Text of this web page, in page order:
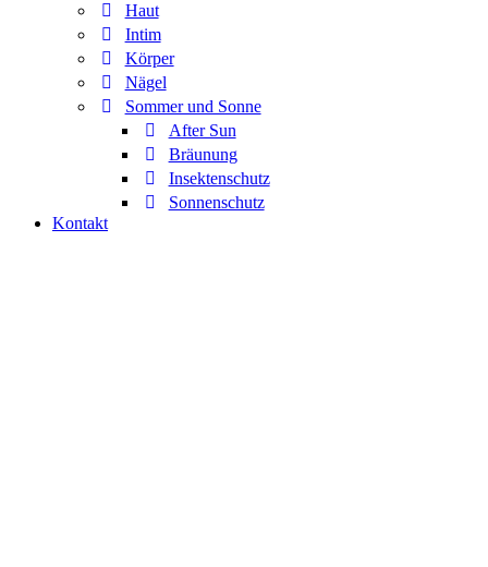
Haut
Intim
Körper
Nägel
Sommer und Sonne
After Sun
Bräunung
Insektenschutz
Sonnenschutz
Kontakt